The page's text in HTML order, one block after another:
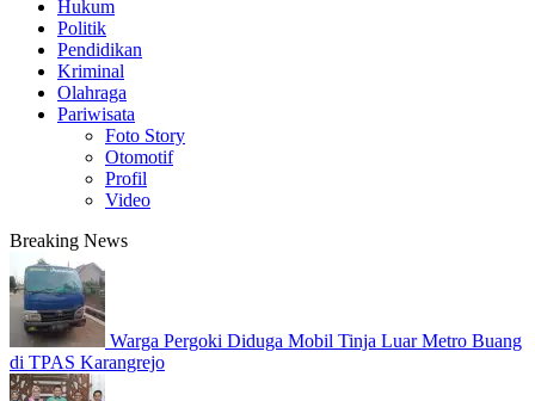
Hukum
Politik
Pendidikan
Kriminal
Olahraga
Pariwisata
Foto Story
Otomotif
Profil
Video
Breaking News
Warga Pergoki Diduga Mobil Tinja Luar Metro Buang
di TPAS Karangrejo